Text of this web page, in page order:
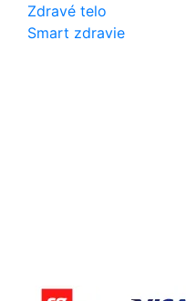
Zdravé telo
Smart zdravie